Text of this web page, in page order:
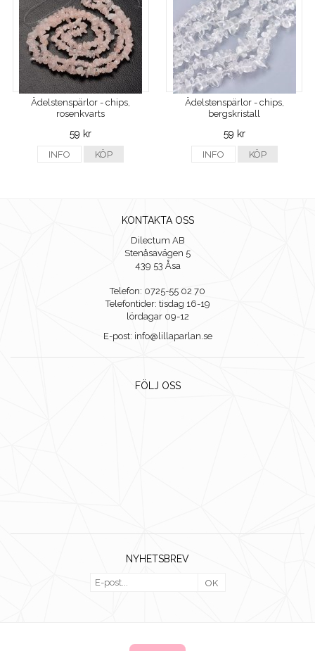
Ädelstenspärlor - chips,
rosenkvarts
59 kr
INFO KÖP
Ädelstenspärlor - chips,
bergskristall
59 kr
INFO KÖP
KONTAKTA OSS
Dilectum AB
Stenåsavägen 5
439 53 Åsa
Telefon: 0725-55 02 70
Telefontider: tisdag 16-19
lördagar 09-12
E-post: info@lillaparlan.se
FÖLJ OSS
NYHETSBREV
OK